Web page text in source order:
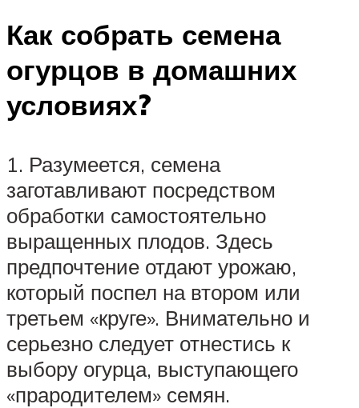
Как собрать семена
огурцов в домашних
условиях?
1. Разумеется, семена
заготавливают посредством
обработки самостоятельно
выращенных плодов. Здесь
предпочтение отдают урожаю,
который поспел на втором или
третьем «круге». Внимательно и
серьезно следует отнестись к
выбору огурца, выступающего
«прародителем» семян.